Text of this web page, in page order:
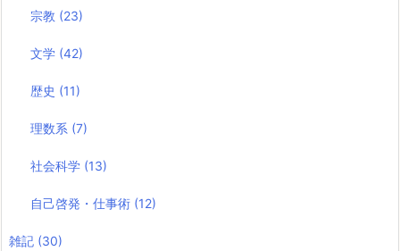
宗教 (23)
文学 (42)
歴史 (11)
理数系 (7)
社会科学 (13)
自己啓発・仕事術 (12)
雑記 (30)